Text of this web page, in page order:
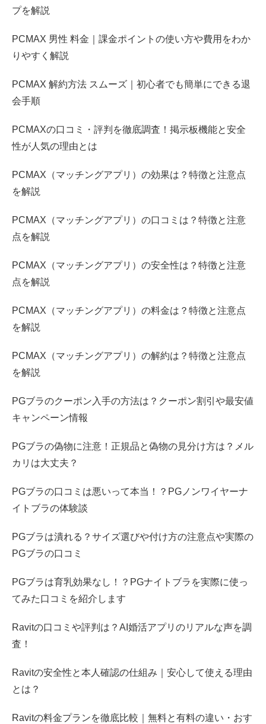
プを解説
PCMAX 男性 料金｜課金ポイントの使い方や費用をわか
りやすく解説
PCMAX 解約方法 スムーズ｜初心者でも簡単にできる退
会手順
PCMAXの口コミ・評判を徹底調査！掲示板機能と安全
性が人気の理由とは
PCMAX（マッチングアプリ）の効果は？特徴と注意点
を解説
PCMAX（マッチングアプリ）の口コミは？特徴と注意
点を解説
PCMAX（マッチングアプリ）の安全性は？特徴と注意
点を解説
PCMAX（マッチングアプリ）の料金は？特徴と注意点
を解説
PCMAX（マッチングアプリ）の解約は？特徴と注意点
を解説
PGブラのクーポン入手の方法は？クーポン割引や最安値
キャンペーン情報
PGブラの偽物に注意！正規品と偽物の見分け方は？メル
カリは大丈夫？
PGブラの口コミは悪いって本当！？PGノンワイヤーナ
イトブラの体験談
PGブラは潰れる？サイズ選びや付け方の注意点や実際の
PGブラの口コミ
PGブラは育乳効果なし！？PGナイトブラを実際に使っ
てみた口コミを紹介します
Ravitの口コミや評判は？AI婚活アプリのリアルな声を調
査！
Ravitの安全性と本人確認の仕組み｜安心して使える理由
とは？
Ravitの料金プランを徹底比較｜無料と有料の違い・おす